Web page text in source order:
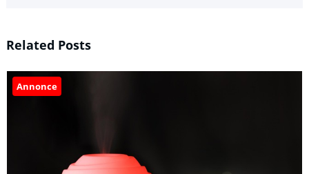
Related Posts
Annonce